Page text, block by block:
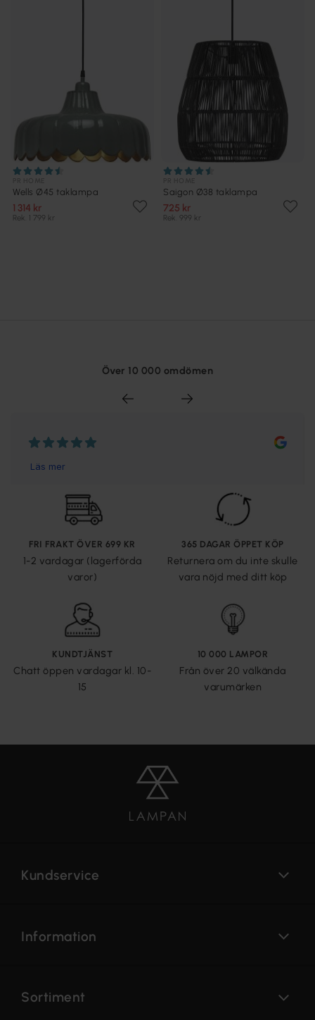
Wells Ø45 taklampa
1 314 kr
Rek. 1 799 kr
Saigon Ø38 taklampa
725 kr
Rek. 999 kr
Över 10 000 omdömen
FRI FRAKT ÖVER 699 KR
1-2 vardagar (lagerförda
varor)
365 DAGAR ÖPPET KÖP
Returnera om du inte skulle
vara nöjd med ditt köp
KUNDTJÄNST
Chatt öppen vardagar kl. 10-
15
10 000 LAMPOR
Från över 20 välkända
varumärken
Kundservice
Information
Sortiment